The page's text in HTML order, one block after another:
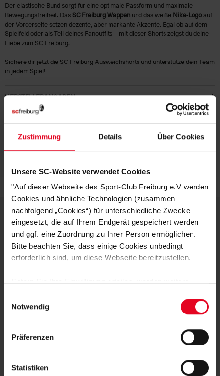
Zustimmung Details Über Cookies
Unsere SC-Website verwendet Cookies
"Auf dieser Webseite des Sport-Club Freiburg e.V werden
Cookies und ähnliche Technologien (zusammen
nachfolgend „Cookies“) für unterschiedliche Zwecke
eingesetzt, die auf Ihrem Endgerät gespeichert werden
und ggf. eine Zuordnung zu Ihrer Person ermöglichen.
Bitte beachten Sie, dass einige Cookies unbedingt
erforderlich sind, um diese Webseite bereitzustellen.
Daten von Ihnen (z.B. persönlichen Identifikatoren oder
IP-Adressen) verarbeitet werden. Durch Klicken auf den
Speicherung aller aufgeführten Cookies und der
Daten für die unten jeweils angegebene Zwecke gem. §
Notwendig
Präferenzen
Statistiken
Der elastische Bund sorgt für eine optimale Passform und maximale
Bewegungsfreiheit. Das SC Freiburg Wappen und das weiße Nike-Logoauf
der Vorderseite setzen dezente, aber markante Akzente. Egal ob auf dem
Spielfeld oder als Teil deines Fanoutfits – mit dieser Shorts zeigst du deine
Liebe zum SC Freiburg.
Sichere dir jetzt die SC Freiburg Ausweichshorts und unterstütze dein Team
in jedem Spiel!
HERSTELLERANGABEN
DEINE VORTEILE IN UNSEREM
SHOP